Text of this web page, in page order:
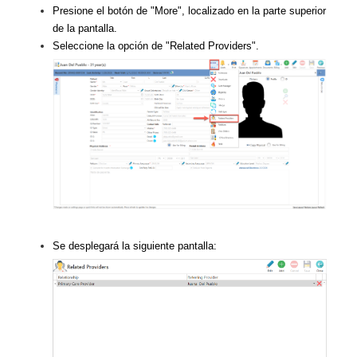
Presione el botón de "More", localizado en la parte superior
de la pantalla.
Seleccione la opción de "Related Providers".
Se desplegará la siguiente pantalla: